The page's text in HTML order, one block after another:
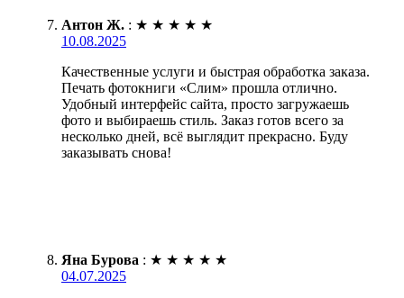
Антон Ж. : ★ ★ ★ ★ ★
10.08.2025
Качественные услуги и быстрая обработка заказа.
Печать фотокниги «Слим» прошла отлично.
Удобный интерфейс сайта, просто загружаешь
фото и выбираешь стиль. Заказ готов всего за
несколько дней, всё выглядит прекрасно. Буду
заказывать снова!
Яна Бурова : ★ ★ ★ ★ ★
04.07.2025